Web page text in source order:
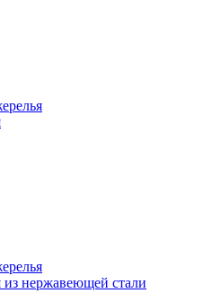
нержавеющей стали